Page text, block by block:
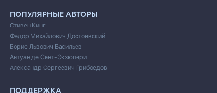
ПОПУЛЯРНЫЕ АВТОРЫ
Стивен Кинг
Федор Михайлович Достоевский
Борис Львович Васильев
Антуан де Сент-Экзюпери
Александр Сергеевич Грибоедов
ПОДДЕРЖКА